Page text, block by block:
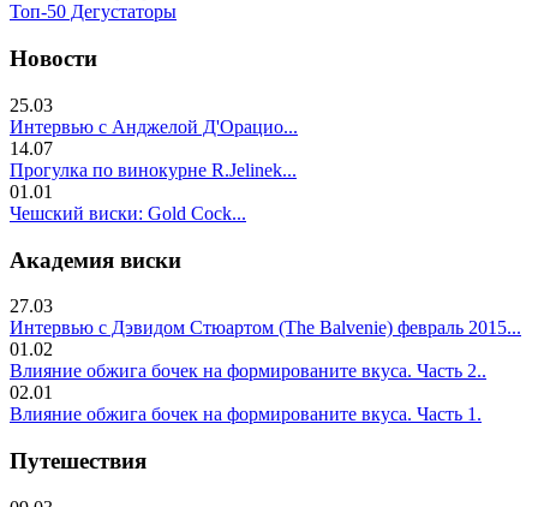
Топ-50 Дегустаторы
Новости
25.03
Интервью с Анджелой Д'Орацио...
14.07
Прогулка по винокурне R.Jelinek...
01.01
Чешский виски: Gold Cock...
Академия виски
27.03
Интервью с Дэвидом Стюартом (The Balvenie) февраль 2015...
01.02
Влияние обжига бочек на формированите вкуса. Часть 2..
02.01
Влияние обжига бочек на формированите вкуса. Часть 1.
Путешествия